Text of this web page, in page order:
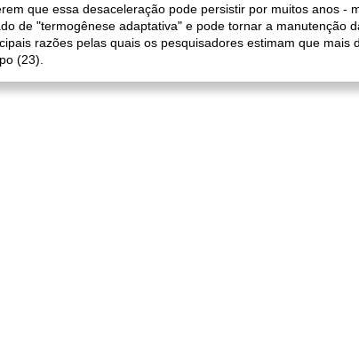
que essa desaceleração pode persistir por muitos anos -
de "termogênese adaptativa" e pode tornar a manutenção
razões pelas quais os pesquisadores estimam que
(23).